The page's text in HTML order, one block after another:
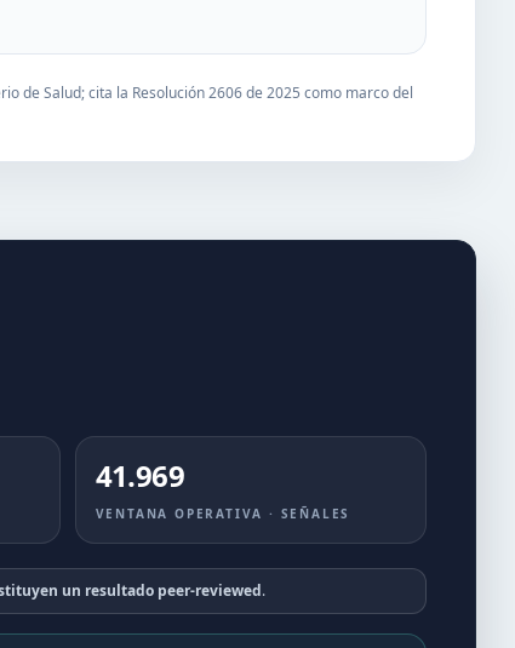
de Salud; cita la Resolución 2606 de 2025 como marco del
41.969
VENTANA OPERATIVA · SEÑALES
un resultado peer-reviewed.